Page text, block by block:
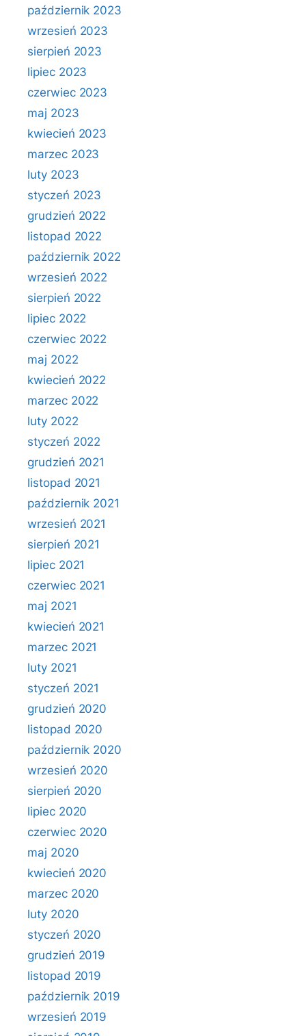
październik 2023
wrzesień 2023
sierpień 2023
lipiec 2023
czerwiec 2023
maj 2023
kwiecień 2023
marzec 2023
luty 2023
styczeń 2023
grudzień 2022
listopad 2022
październik 2022
wrzesień 2022
sierpień 2022
lipiec 2022
czerwiec 2022
maj 2022
kwiecień 2022
marzec 2022
luty 2022
styczeń 2022
grudzień 2021
listopad 2021
październik 2021
wrzesień 2021
sierpień 2021
lipiec 2021
czerwiec 2021
maj 2021
kwiecień 2021
marzec 2021
luty 2021
styczeń 2021
grudzień 2020
listopad 2020
październik 2020
wrzesień 2020
sierpień 2020
lipiec 2020
czerwiec 2020
maj 2020
kwiecień 2020
marzec 2020
luty 2020
styczeń 2020
grudzień 2019
listopad 2019
październik 2019
wrzesień 2019